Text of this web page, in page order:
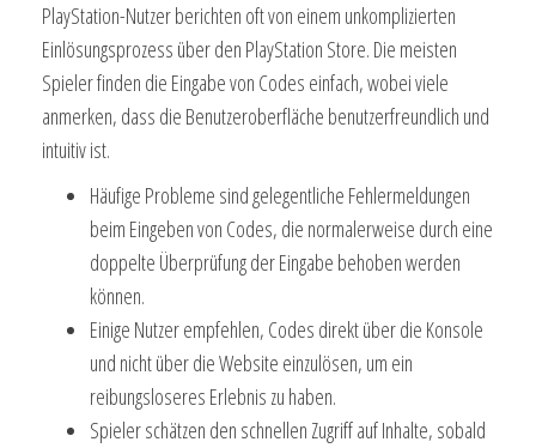
PlayStation-Nutzer berichten oft von einem unkomplizierten
Einlösungsprozess über den PlayStation Store. Die meisten
Spieler finden die Eingabe von Codes einfach, wobei viele
anmerken, dass die Benutzeroberfläche benutzerfreundlich und
intuitiv ist.
Häufige Probleme sind gelegentliche Fehlermeldungen
beim Eingeben von Codes, die normalerweise durch eine
doppelte Überprüfung der Eingabe behoben werden
können.
Einige Nutzer empfehlen, Codes direkt über die Konsole
und nicht über die Website einzulösen, um ein
reibungsloseres Erlebnis zu haben.
Spieler schätzen den schnellen Zugriff auf Inhalte, sobald